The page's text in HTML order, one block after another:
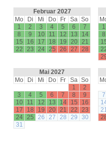
Februar 2027
Mo
Di Mi Do Fr Sa So
1
2 3 4 5 6
7
8
9 10 11 12 13
14
15
16 17 18 19 20
21
22
23 24 25 26 27 28
1
8
Mai 2027
Mo
Di Mi Do Fr Sa So
1
2
3
4 5 6 7 8
9
10
11 12 13 14 15
16
17
18 19 20 21 22
23
24
25 26 27 28 29
30
31
7